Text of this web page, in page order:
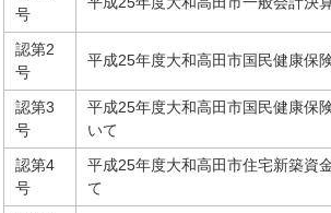
号
認第2
号
平成25年度大和高田市国民健康保
認第3
号
平成25年度大和高田市国民健康保
いて
認第4
号
平成25年度大和高田市住宅新築資
て